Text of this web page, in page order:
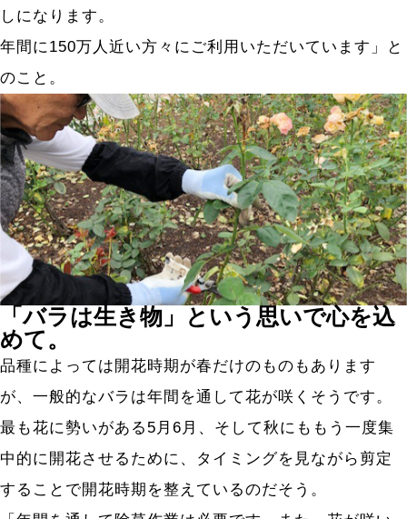
Service
フードクリエイティブ
ハイウェイフードサービス
クラブハウスサービス
Salvo’s Five Stars
サルボの五つ星
News
お知らせ
Recruit
サルボ両備 採用情報
しになります。
年間に150万人近い方々にご利用いただいています」と
のこと。
「バラは生き物」という思いで心を込
めて。
品種によっては開花時期が春だけのものもあります
が、一般的なバラは年間を通して花が咲くそうです。
最も花に勢いがある5月6月、そして秋にももう一度集
中的に開花させるために、タイミングを見ながら剪定
することで開花時期を整えているのだそう。